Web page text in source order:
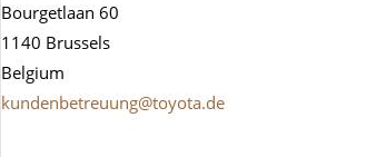
Bourgetlaan 60
1140 Brussels
Belgium
kundenbetreuung@toyota.de